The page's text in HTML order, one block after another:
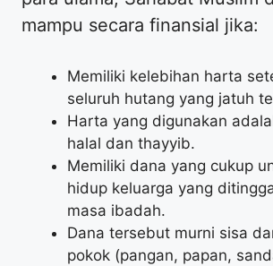
mampu secara finansial jika:
Memiliki kelebihan harta
seluruh hutang yang jatuh
Harta yang digunakan
halal dan thayyib.
Memiliki dana yang cukup
hidup keluarga yang
masa ibadah.
Dana tersebut murni sisa
pokok (pangan, papan,